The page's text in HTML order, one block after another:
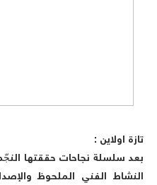
تازة اولاين :
بعد سلسلة نجاحات حققتها
النشاط الفني الملحوظ